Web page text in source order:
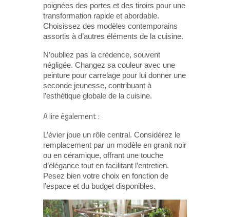
poignées des portes et des tiroirs pour une
transformation rapide et abordable.
Choisissez des modèles contemporains
assortis à d’autres éléments de la cuisine.
N’oubliez pas la crédence, souvent
négligée. Changez sa couleur avec une
peinture pour carrelage pour lui donner une
seconde jeunesse, contribuant à
l’esthétique globale de la cuisine.
A lire également :
L’évier joue un rôle central. Considérez le
remplacement par un modèle en granit noir
ou en céramique, offrant une touche
d’élégance tout en facilitant l’entretien.
Pesez bien votre choix en fonction de
l’espace et du budget disponibles.